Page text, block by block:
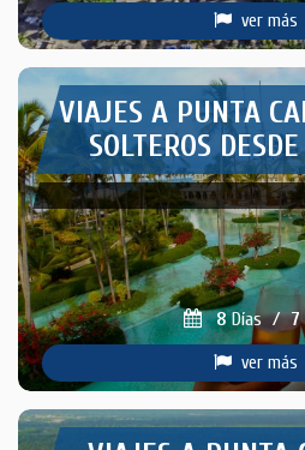
ver más
VIAJES A PUNTA
SOLTEROS
8Días / 7
ver más